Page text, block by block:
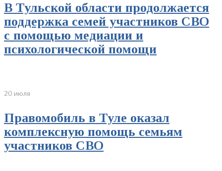
В Тульской области продолжается
поддержка семей участников СВО
с помощью медиации и
психологической помощи
20 июля
Правомобиль в Туле оказал
комплексную помощь семьям
участников СВО